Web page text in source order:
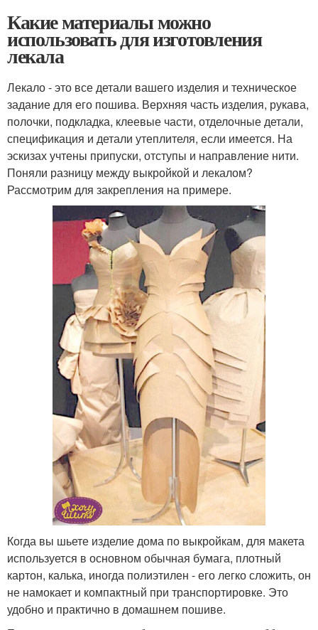
Какие материалы можно
использовать для изготовления
лекала
Лекало - это все детали вашего изделия и техническое
задание для его пошива. Верхняя часть изделия, рукава,
полочки, подкладка, клеевые части, отделочные детали,
спецификация и детали утеплителя, если имеется. На
эскизах учтены припуски, отступы и направление нити.
Поняли разницу между выкройкой и лекалом?
Рассмотрим для закрепления на примере.
Когда вы шьете изделие дома по выкройкам, для макета
используется в основном обычная бумага, плотный
картон, калька, иногда полиэтилен - его легко сложить, он
не намокает и компактный при транспортировке. Это
удобно и практично в домашнем пошиве.